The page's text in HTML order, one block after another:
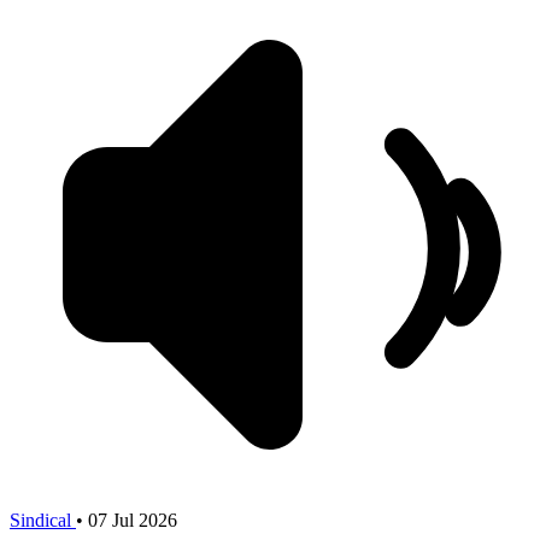
Sindical • 07 Jul 2026